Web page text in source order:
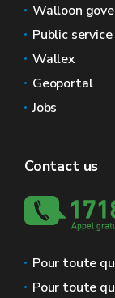
Walloon
Public
Wallex
Geoportal
Jobs
Contact us
Pour toute
Pour toute